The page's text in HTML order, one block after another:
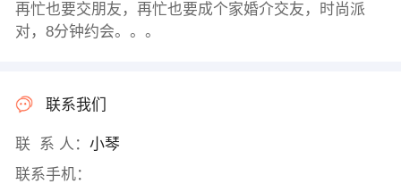
再忙也要交朋友，再忙也要成个家婚介交友，时尚派
对，8分钟约会。。。
联系我们
联 系 人： 小琴
联系手机：